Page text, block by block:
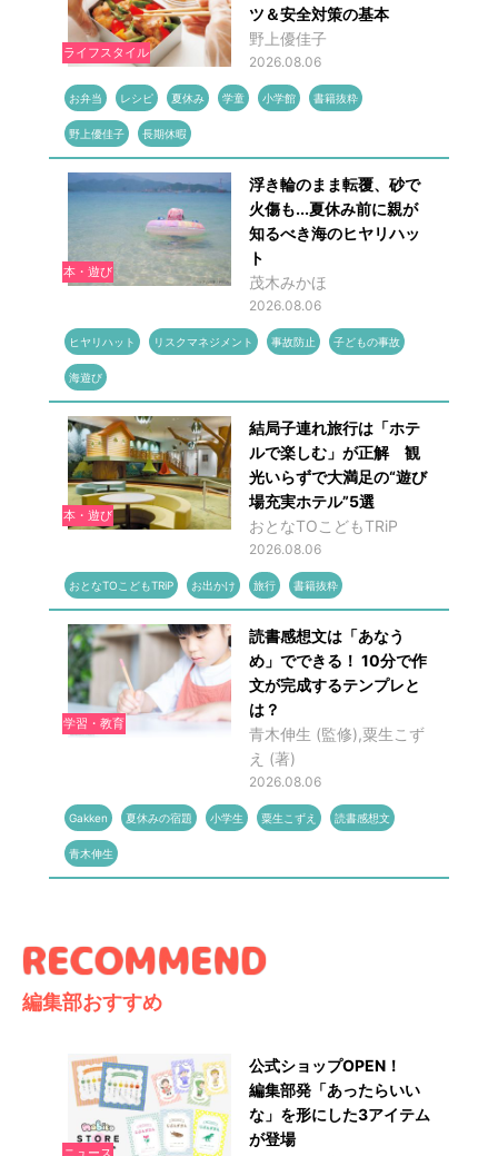
ライフスタイル
ツ＆安全対策の基本
野上優佳子
2026.08.06
お弁当 レシピ 夏休み 学童 小学館 書籍抜粋
野上優佳子 長期休暇
本・遊び
浮き輪のまま転覆、砂で
火傷も...夏休み前に親が
知るべき海のヒヤリハッ
ト
茂木みかほ
2026.08.06
ヒヤリハット リスクマネジメント 事故防止 子どもの事故
海遊び
本・遊び
結局子連れ旅行は「ホテ
ルで楽しむ」が正解 観
光いらずで大満足の“遊び
場充実ホテル”5選
おとなTOこどもTRiP
2026.08.06
おとなTOこどもTRiP お出かけ 旅行 書籍抜粋
学習・教育
読書感想文は「あなう
め」でできる！ 10分で作
文が完成するテンプレと
は？
青木伸生 (監修),粟生こず
え (著)
2026.08.06
Gakken 夏休みの宿題 小学生 粟生こずえ 読書感想文
青木伸生
編集部おすすめ
公式ショップOPEN！
編集部発「あったらいい
な」を形にした3アイテム
が登場